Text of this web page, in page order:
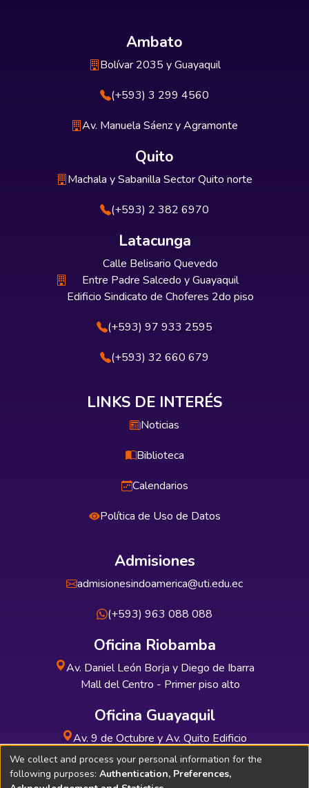
Ambato
Bolívar 2035 y Guayaquil
(+593) 3 299 4560
Av. Manuela Sáenz y Agramonte
Quito
Machala y Sabanilla Sector Quito norte
(+593) 2 382 6970
Latacunga
Calle Belisario Quevedo
Entre Padre Salcedo y Guayaquil
Edificio Sindicato de Choferes 2do piso
(+593) 97 933 2595
(+593) 32 660 679
LINKS DE INTERÉS
Noticias
Biblioteca
Calendarios
Política de Uso de Datos
Admisiones
admisionesindoamerica@uti.edu.ec
(+593) 963 088 088
Oficina Riobamba
Av. Daniel León Borja y Diego de Ibarra
Mall del Centro - Primer piso alto
Oficina Guayaquil
Av. 9 de Octubre y Av. Quito Edificio
INDUAUTO - Planta baja
We collect and process your personal information for the
following purposes: Authentication, Preferences,